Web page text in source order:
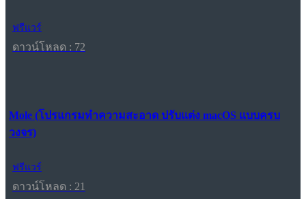
ฟรีแวร์
ดาวน์โหลด : 72
Mole (โปรแกรมทำความสะอาด ปรับแต่ง macOS แบบครบ
วงจร)
ฟรีแวร์
ดาวน์โหลด : 21